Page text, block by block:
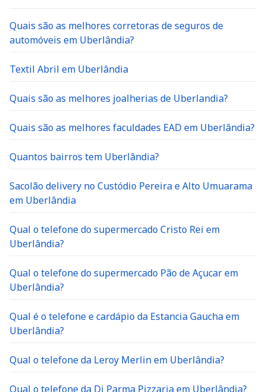
Quais são as melhores corretoras de seguros de
automóveis em Uberlândia?
Textil Abril em Uberlândia
Quais são as melhores joalherias de Uberlandia?
Quais são as melhores faculdades EAD em Uberlândia?
Quantos bairros tem Uberlândia?
Sacolão delivery no Custódio Pereira e Alto Umuarama
em Uberlândia
Qual o telefone do supermercado Cristo Rei em
Uberlândia?
Qual o telefone do supermercado Pão de Açucar em
Uberlândia?
Qual é o telefone e cardápio da Estancia Gaucha em
Uberlândia?
Qual o telefone da Leroy Merlin em Uberlândia?
Qual o telefone da Di Parma Pizzaria em Uberlândia?